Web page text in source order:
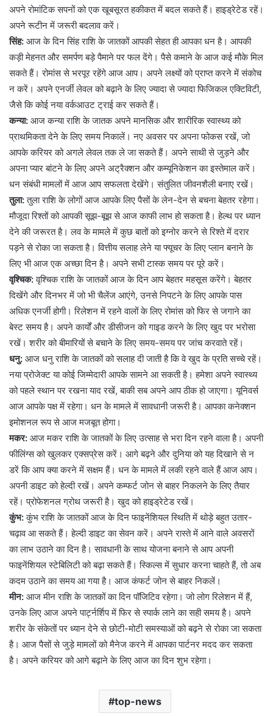
अपने रोमांटिक सपनों को एक खूबसूरत हकीकत में बदल सकते हैं। हाइड्रेटेड रहें।
अपने रूटीन में जरूरी बदलाव करें।
सिंह: आज के दिन सिंह राशि के जातकों आपकी सेहत ही आपका धन है। आपकी
कड़ी मेहनत और समर्पण बड़े पैमाने पर फल देंगे। पैसे कमाने के आज कई मौके मिल
सकते हैं। रोमांस से भरपूर रहेंगे आज आप। अपने लक्ष्यों को प्राप्त करने में संकोच
न करें। अपने एनर्जी लेवल को बढ़ाने के लिए ज्यादा से ज्यादा फिजिकल एक्टिविटी,
जैसे कि कोई नया वर्कआउट ट्राई कर सकते हैं।
कन्या: आज कन्या राशि के जातक अपने मानसिक और शारीरिक स्वास्थ्य को
प्राथमिकता देने के लिए समय निकालें। नए अवसर पर अपना फोकस रखें, जो
आपके करियर को अगले लेवल तक ले जा सकते हैं। अपने साथी से जुड़ने और
अपना प्यार बांटने के लिए अपने अट्रैक्शन और कम्यूनिकेशन का इस्तेमाल करें।
धन संबंधी मामलों में आज आप सफलता देखेंगे। संतुलित जीवनशैली बनाए रखें।
तुला:तुला राशि के लोगों आज आपके लिए पैसों के लेन-देन से बचना बेहतर रहेगा।
मौजूदा रिश्तों को आपकी सूझ-बूझ से आज काफी लाभ हो सकता है। हेल्थ पर ध्यान
देने की जरूरत है। लव के मामले में कुछ बातों को इग्नोर करने से रिश्ते में दरार
पड़ने से रोका जा सकता है। वित्तीय सलाह लेने या फ्यूचर के लिए प्लान बनाने के
लिए भी आज एक अच्छा दिन है। अपने सभी टास्क समय पर पूरे करें।
वृश्चिक:वृश्चिक राशि के जातकों आज के दिन आप बेहतर महसूस करेंगे। बेहतर
दिखेंगे और दिनभर में जो भी चैलेंज आएंगे, उनसे निपटने के लिए आपके पास
अधिक एनर्जी होगी। रिलेशन में रहने वालों के लिए रोमांस को फिर से जगाने का
बेस्ट समय है। अपने कार्यों और डीसीजन को गाइड करने के लिए खुद पर भरोसा
रखें। शरीर को बीमारियों से बचाने के लिए समय-समय पर जांच करवाते रहें।
धनु: आज धनु राशि के जातकों को सलाह दी जाती है कि वे खुद के प्रति सच्चे रहें।
नया प्रोजेक्ट या कोई जिम्मेदारी आपके सामने आ सकती है। हमेशा अपने स्वास्थ्य
को पहले स्थान पर रखना याद रखें, बाकी सब अपने आप ठीक हो जाएगा। यूनिवर्स
आज आपके पक्ष में रहेगा। धन के मामले में सावधानी जरूरी है। आपका कनेक्शन
इमोशनल रूप से आज मजबूत होगा।
मकर: आज मकर राशि के जातकों के लिए उत्साह से भरा दिन रहने वाला है। अपनी
फीलिंग्स को खुलकर एक्सप्रेस करें। आगे बढ़ने और दुनिया को यह दिखाने से न
डरें कि आप क्या करने में सक्षम हैं। धन के मामले में लकी रहने वाले हैं आज आप।
अपनी डाइट को हेल्दी रखें। अपने कम्फर्ट जोन से बाहर निकलने के लिए तैयार
रहें। प्रोफेशनल ग्रोथ जरूरी है। खुद को हाइड्रेटेड रखें।
कुंभ:कुंभ राशि के जातकों आज के दिन फाइनेंशियल स्थिति में थोड़े बहुत उतार-
चढ़ाव आ सकते हैं। हेल्दी डाइट का सेवन करें। अपने रास्ते में आने वाले अवसरों
का लाभ उठाने का दिन है। सावधानी के साथ योजना बनाने से आप अपनी
फाइनेंशियल स्टेबिलिटी को बढ़ा सकते हैं। स्किल्स में सुधार करना चाहते हैं, तो अब
कदम उठाने का समय आ गया है। आज कंफर्ट जोन से बाहर निकलें।
मीन: आज मीन राशि के जातकों का दिन पॉजिटिव रहेगा। जो लोग रिलेशन में हैं,
उनके लिए आज अपने पार्ट्नर्शिप में फिर से स्पार्क लाने का सही समय है। अपने
शरीर के संकेतों पर ध्यान देने से छोटी-मोटी समस्याओं को बढ़ने से रोका जा सकता
है। आज पैसों से जुड़े मामलों को मैनेज करने में आपका पार्टनर मदद कर सकता
है। अपने करियर को आगे बढ़ाने के लिए आज का दिन शुभ रहेगा।
top-news